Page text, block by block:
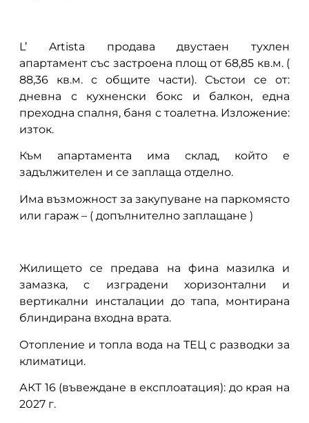
L’ Artista продава двустаен тухлен
апартамент със застроена площ от 68,85 кв.м. (
88,36 кв.м. с общите части). Състои се от:
дневна с кухненски бокс и балкон, една
преходна спалня, баня с тоалетна. Изложение:
изток.
Към апартамента има склад, който е
задължителен и се заплаща отделно.
Има възможност за закупуване на паркомясто
или гараж – ( допълнително заплащане )
Жилището се предава на фина мазилка и
замазка, с изградени хоризонтални и
вертикални инсталации до тапа, монтирана
блиндирана входна врата.
Отопление и топла вода на ТЕЦ с разводки за
климатици.
АКТ 16 (въвеждане в експлоатация): до края на
2027 г.